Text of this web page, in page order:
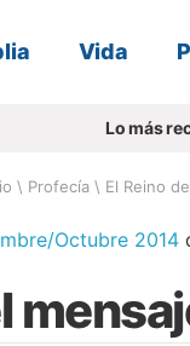
Vida
Lo más
\ Profecía \ El Reino
Octubre 2014